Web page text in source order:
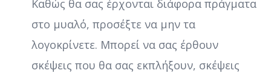
Καθώς θα σας έρχονται διάφορα πράγματα
στο μυαλό, προσέξτε να μην τα
λογοκρίνετε. Μπορεί να σας έρθουν
σκέψεις που θα σας εκπλήξουν, σκέψεις